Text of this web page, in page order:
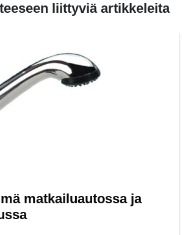
liittyviä artikkeleita
matkailuautossa ja